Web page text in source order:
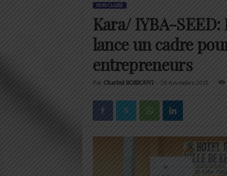
NON CLASSÉ
Kara/ IYBA-SEED:
lance un cadre
entrepreneurs
Par Charbel SOSSOUVI- 26 novembre 2025